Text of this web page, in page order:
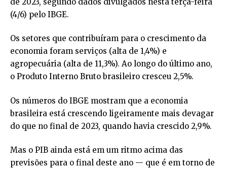
(4/6) pelo IBGE.
Os setores que contribuíram para o crescimento da
economia foram serviços (alta de 1,4%) e
agropecuária (alta de 11,3%). Ao longo do último ano,
o Produto Interno Bruto brasileiro cresceu 2,5%.
Os números do IBGE mostram que a economia
brasileira está crescendo ligeiramente mais devagar
do que no final de 2023, quando havia crescido 2,9%.
Mas o PIB ainda está em um ritmo acima das
previsões para o final deste ano — que é em torno de